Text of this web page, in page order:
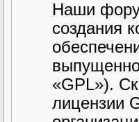
Наши
создания
«GPL»).
лицензии